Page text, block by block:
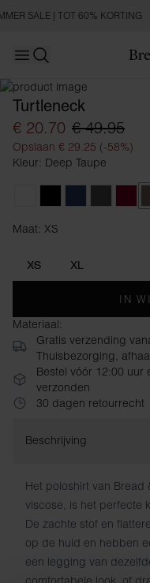
SALE | TOT 60% KORTING
Open main menu
Turtleneck
€ 20.70 € 49.95
Opslaan € 29.25 (-58%)
Kleur: Deep Taupe
Maat: XS
XS XL
IN
Materiaal:
Gratis verzending
Thuisbezorging,
Bestel vóór 12:00
verzonden
30 dagen retourrecht
Beschrijving
Het poloshirt van Bread
viscose, is het perfecte
De zachte stof en
op de huid en hebben
een legging van